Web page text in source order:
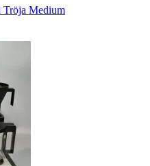
Tröja Medium